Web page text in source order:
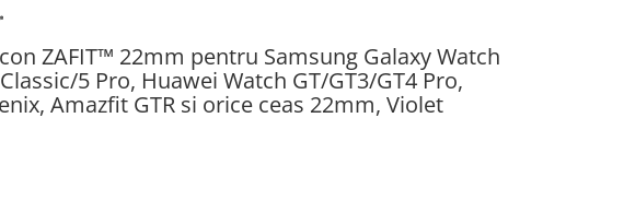
ZAFIT™ 22mm pentru Samsung Galaxy Watch
5 Pro, Huawei Watch GT/GT3/GT4 Pro,
Amazfit GTR si orice ceas 22mm, Violet